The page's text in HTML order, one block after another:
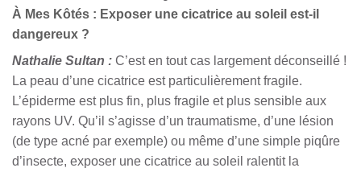
À Mes Kôtés : Exposer une cicatrice au soleil est-il
dangereux ?
Nathalie Sultan : C’est en tout cas largement déconseillé !
La peau d’une cicatrice est particulièrement fragile.
L’épiderme est plus fin, plus fragile et plus sensible aux
rayons UV. Qu’il s’agisse d’un traumatisme, d’une lésion
(de type acné par exemple) ou même d’une simple piqûre
d’insecte, exposer une cicatrice au soleil ralentit la